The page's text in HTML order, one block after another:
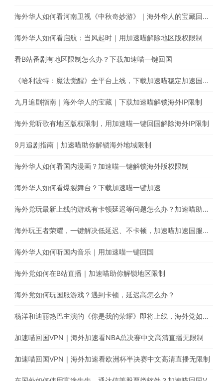
海外华人如何看河南卫视《中秋奇妙游》｜海外华人的宝藏回国加速器
海外华人如何看启航：当风起时｜用加速喵解除地区版权限制
看B站番剧有地区限制怎么办？下载加速喵一键回国
《哈利波特：魔法觉醒》全平台上线，下载加速喵稳定加速国内游戏
九月追剧指南｜海外华人的宝藏｜下载加速喵解锁海外IP限制
海外党听歌有地区版权限制，用加速喵一键回国解除海外IP限制
9月追剧指南｜加速喵助你解锁海外地域限制
海外华人如何看国内漫画？加速喵一键解锁海外版权限制
海外华人如何看爆裂舞台？下载加速喵一键加速
海外党玩最新上线的游戏有卡顿延迟等问题怎么办？加速喵助你一键回国提高游戏体验
海外玩王者荣耀，一键解决低延迟、不卡顿，加速喵加速国服游戏带你上王者
海外华人如何听国内音乐｜用加速喵一键回国
海外党如何在B站直播｜加速喵助你解锁地区限制
海外党如何玩国服游戏？遇到卡顿，延迟高怎么办？
杨洋和迪丽热巴主演的《你是我的荣耀》即将上线，海外党如何翻墙回国观看腾讯电视剧
加速喵回国VPN｜海外加速看NBA总决赛中文高清直播无限制
加速喵回国VPN｜海外加速看欧洲杯半决赛中文高清直播无限制